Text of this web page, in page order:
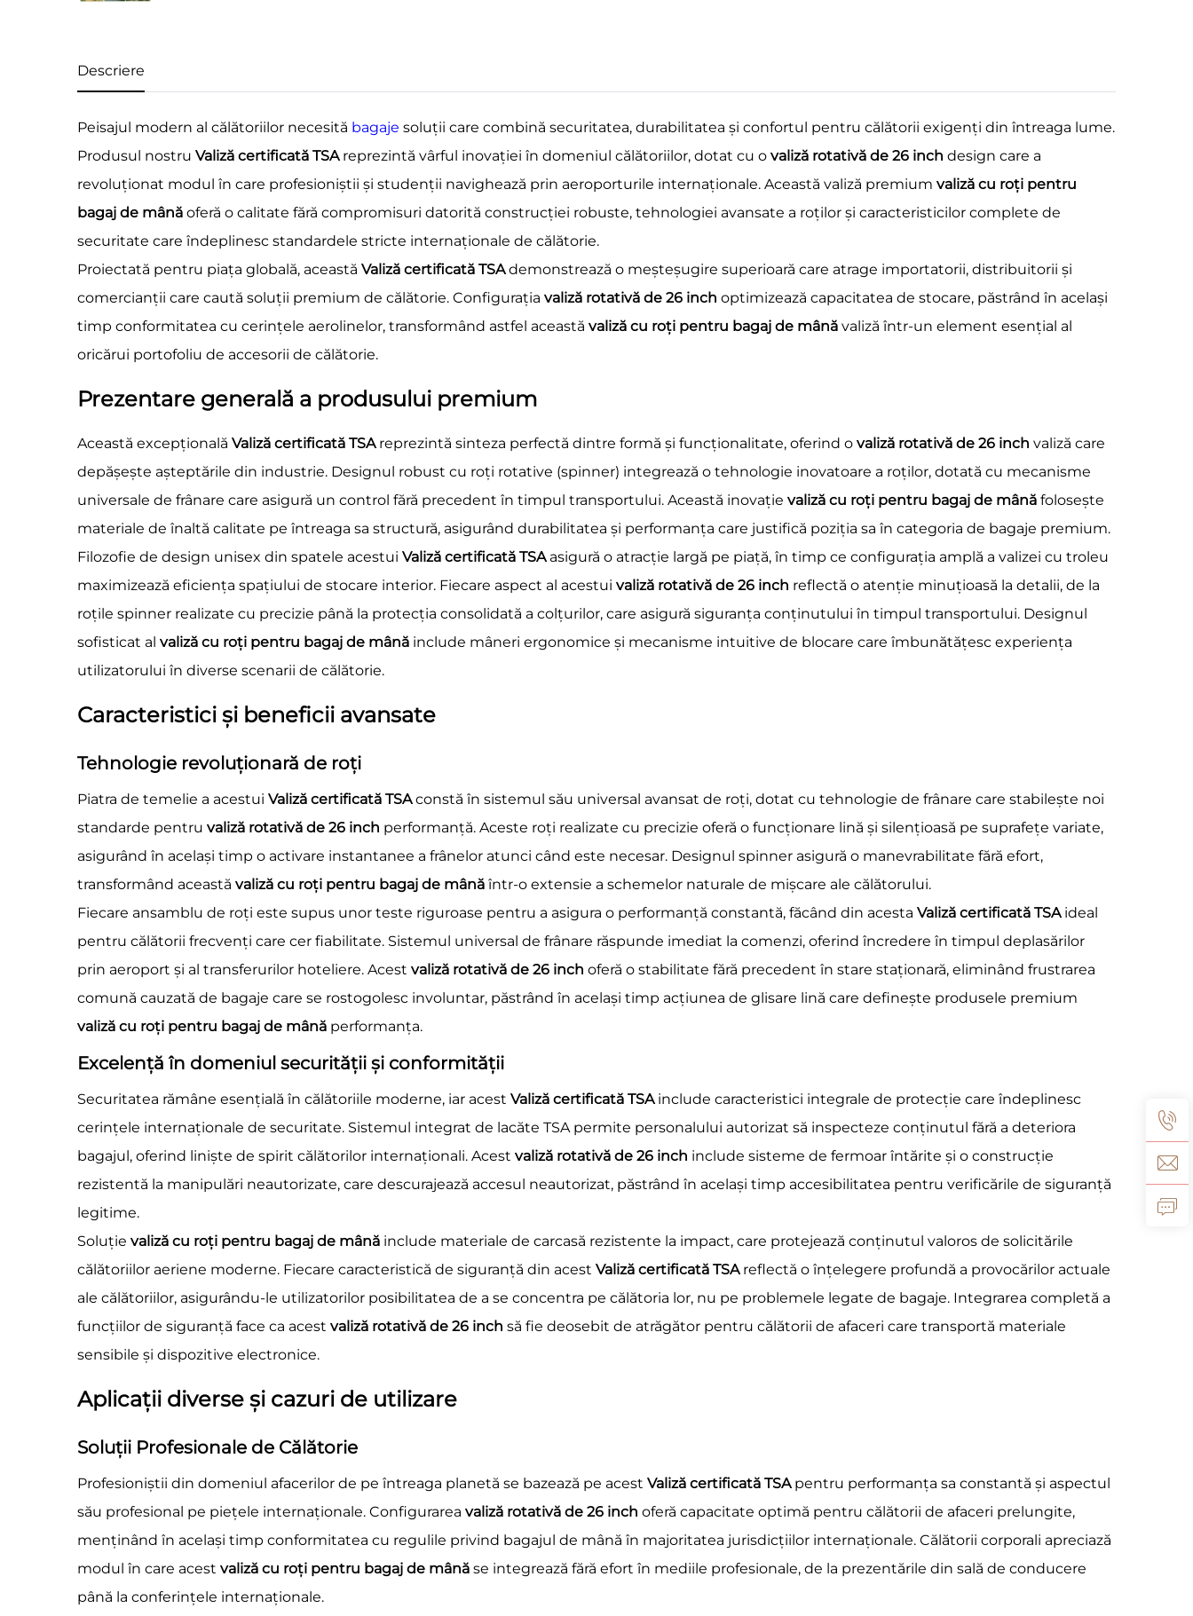
Descriere
Peisajul modern al călătoriilor necesită bagaje soluții care combină securitatea, durabilitatea și confortul pentru călătorii exigenți din întreaga lume.
Produsul nostru Valiză certificată TSA reprezintă vârful inovației în domeniul călătoriilor, dotat cu o valiză rotativă de 26 inch design care a
revoluționat modul în care profesioniștii și studenții navighează prin aeroporturile internaționale. Această valiză premium valiză cu roți pentru
bagaj de mână oferă o calitate fără compromisuri datorită construcției robuste, tehnologiei avansate a roților și caracteristicilor complete de
securitate care îndeplinesc standardele stricte internaționale de călătorie.
Proiectată pentru piața globală, această Valiză certificată TSAdemonstrează o meșteșugire superioară care atrage importatorii, distribuitorii și
comercianții care caută soluții premium de călătorie. Configurația valiză rotativă de 26 inch optimizează capacitatea de stocare, păstrând în același
timp conformitatea cu cerințele aerolinelor, transformând astfel această valiză cu roți pentru bagaj de mână valiză într-un element esențial al
oricărui portofoliu de accesorii de călătorie.
Prezentare generală a produsului premium
Această excepțională Valiză certificată TSA reprezintă sinteza perfectă dintre formă și funcționalitate, oferind o valiză rotativă de 26 inch valiză care
depășește așteptările din industrie. Designul robust cu roți rotative (spinner) integrează o tehnologie inovatoare a roților, dotată cu mecanisme
universale de frânare care asigură un control fără precedent în timpul transportului. Această inovație valiză cu roți pentru bagaj de mână folosește
materiale de înaltă calitate pe întreaga sa structură, asigurând durabilitatea și performanța care justifică poziția sa în categoria de bagaje premium.
Filozofie de design unisex din spatele acestui Valiză certificată TSA asigură o atracție largă pe piață, în timp ce configurația amplă a valizei cu troleu
maximizează eficiența spațiului de stocare interior. Fiecare aspect al acestui valiză rotativă de 26 inch reflectă o atenție minuțioasă la detalii, de la
roțile spinner realizate cu precizie până la protecția consolidată a colțurilor, care asigură siguranța conținutului în timpul transportului. Designul
sofisticat al valiză cu roți pentru bagaj de mână include mâneri ergonomice și mecanisme intuitive de blocare care îmbunătățesc experiența
utilizatorului în diverse scenarii de călătorie.
Caracteristici și beneficii avansate
Tehnologie revoluționară de roți
Piatra de temelie a acestui Valiză certificată TSAconstă în sistemul său universal avansat de roți, dotat cu tehnologie de frânare care stabilește noi
standarde pentru valiză rotativă de 26 inch performanță. Aceste roți realizate cu precizie oferă o funcționare lină și silențioasă pe suprafețe variate,
asigurând în același timp o activare instantanee a frânelor atunci când este necesar. Designul spinner asigură o manevrabilitate fără efort,
transformând această valiză cu roți pentru bagaj de mână într-o extensie a schemelor naturale de mișcare ale călătorului.
Fiecare ansamblu de roți este supus unor teste riguroase pentru a asigura o performanță constantă, făcând din acesta Valiză certificată TSA ideal
pentru călătorii frecvenți care cer fiabilitate. Sistemul universal de frânare răspunde imediat la comenzi, oferind încredere în timpul deplasărilor
prin aeroport și al transferurilor hoteliere. Acest valiză rotativă de 26 inch oferă o stabilitate fără precedent în stare staționară, eliminând frustrarea
comună cauzată de bagaje care se rostogolesc involuntar, păstrând în același timp acțiunea de glisare lină care definește produsele premium
valiză cu roți pentru bagaj de mână performanța.
Excelență în domeniul securității și conformității
Securitatea rămâne esențială în călătoriile moderne, iar acest Valiză certificată TSA include caracteristici integrale de protecție care îndeplinesc
cerințele internaționale de securitate. Sistemul integrat de lacăte TSA permite personalului autorizat să inspecteze conținutul fără a deteriora
bagajul, oferind liniște de spirit călătorilor internaționali. Acest valiză rotativă de 26 inch include sisteme de fermoar întărite și o construcție
rezistentă la manipulări neautorizate, care descurajează accesul neautorizat, păstrând în același timp accesibilitatea pentru verificările de siguranță
legitime.
Soluție valiză cu roți pentru bagaj de mână include materiale de carcasă rezistente la impact, care protejează conținutul valoros de solicitările
călătoriilor aeriene moderne. Fiecare caracteristică de siguranță din acest Valiză certificată TSA reflectă o înțelegere profundă a provocărilor actuale
ale călătoriilor, asigurându-le utilizatorilor posibilitatea de a se concentra pe călătoria lor, nu pe problemele legate de bagaje. Integrarea completă a
funcțiilor de siguranță face ca acest valiză rotativă de 26 inch să fie deosebit de atrăgător pentru călătorii de afaceri care transportă materiale
sensibile și dispozitive electronice.
Aplicații diverse și cazuri de utilizare
Soluții Profesionale de Călătorie
Profesioniștii din domeniul afacerilor de pe întreaga planetă se bazează pe acest Valiză certificată TSA pentru performanța sa constantă și aspectul
său profesional pe piețele internaționale. Configurarea valiză rotativă de 26 inch oferă capacitate optimă pentru călătorii de afaceri prelungite,
menținând în același timp conformitatea cu regulile privind bagajul de mână în majoritatea jurisdicțiilor internaționale. Călătorii corporali apreciază
modul în care acest valiză cu roți pentru bagaj de mână se integrează fără efort în mediile profesionale, de la prezentările din sală de conducere
până la conferințele internaționale.